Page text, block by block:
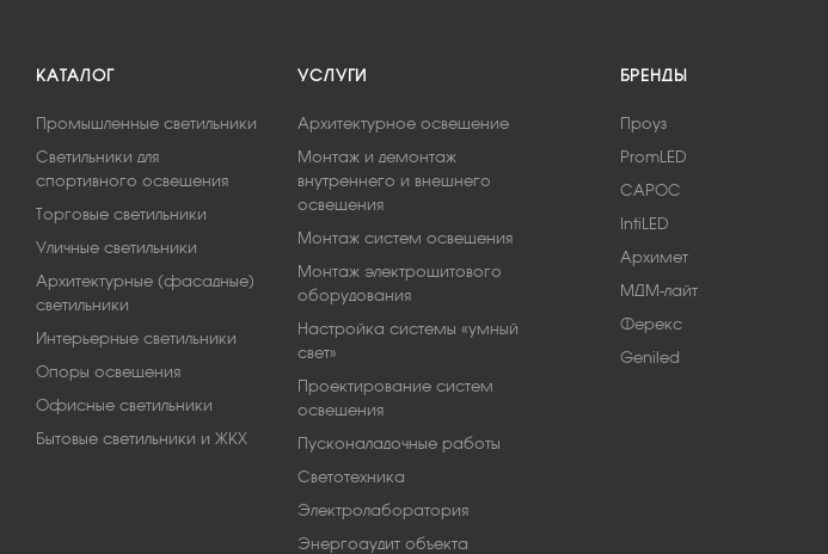
КАТАЛОГ
Промышленные светильники
Светильники для
спортивного освещения
Торговые светильники
Уличные светильники
Архитектурные (фасадные)
светильники
Интерьерные светильники
Опоры освещения
Офисные светильники
Бытовые светильники и ЖКХ
УСЛУГИ
Архитектурное освещение
Монтаж и демонтаж
внутреннего и внешнего
освещения
Монтаж систем освещения
Монтаж электрощитового
оборудования
Настройка системы «умный
свет»
Проектирование систем
освещения
Пусконаладочные работы
Светотехника
Электролаборатория
Энергоаудит объекта
БРЕНДЫ
Проуз
PromLED
САРОС
IntiLED
Архимет
МДМ-лайт
Ферекс
Geniled